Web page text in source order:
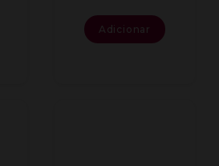
Adicionar